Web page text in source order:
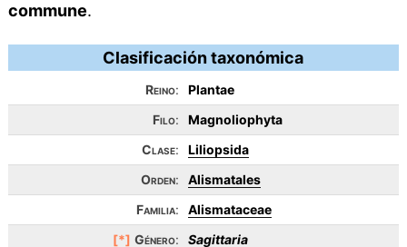
commune.
Clasificación taxonómica
Reino:
Plantae
Filo:
Magnoliophyta
Clase:
Liliopsida
Orden:
Alismatales
Familia:
Alismataceae
[*] Género: Sagittaria